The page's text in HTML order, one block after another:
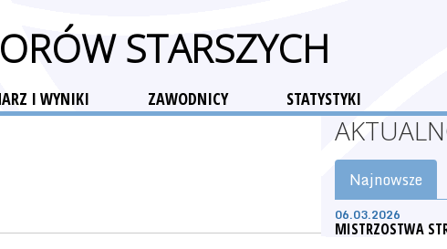
STARSZYCH
I WYNIKI ZAWODNICY STATYSTYKI
Najnowsze
06.03.2026
MISTRZOSTWA